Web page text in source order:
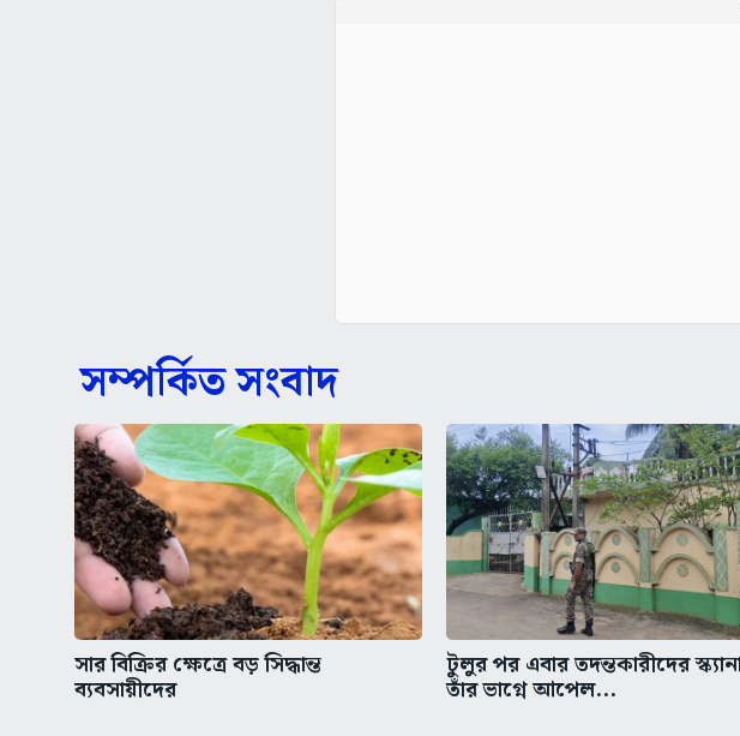
সম্পর্কিত সংবাদ
সার বিক্রির ক্ষেত্রে বড় সিদ্ধান্ত
ব্যবসায়ীদের
টুলুর পর এবার তদন্তকারীদের
তাঁর ভাগ্নে আপেল...